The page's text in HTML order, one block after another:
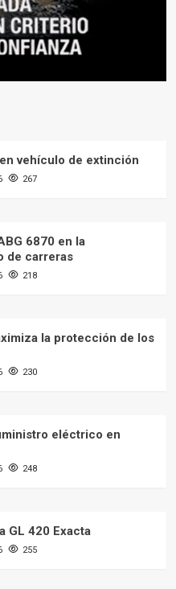
vehículo de extinción
267
6870 en la
de carreras
218
la protección de los
230
eléctrico en
248
GL 420 Exacta
255